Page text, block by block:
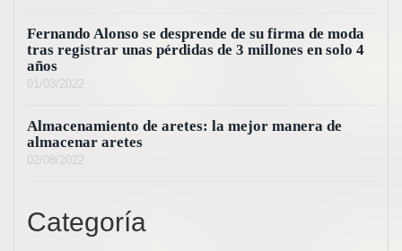
Fernando Alonso se desprende de su firma de moda
tras registrar unas pérdidas de 3 millones en solo 4
años
01/03/2022
Almacenamiento de aretes: la mejor manera de
almacenar aretes
02/08/2022
Categoría